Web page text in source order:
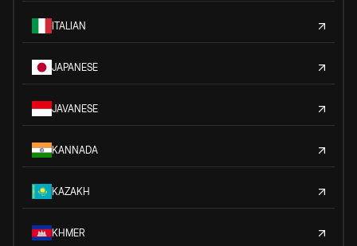
ITALIAN
JAPANESE
JAVANESE
KANNADA
KAZAKH
KHMER